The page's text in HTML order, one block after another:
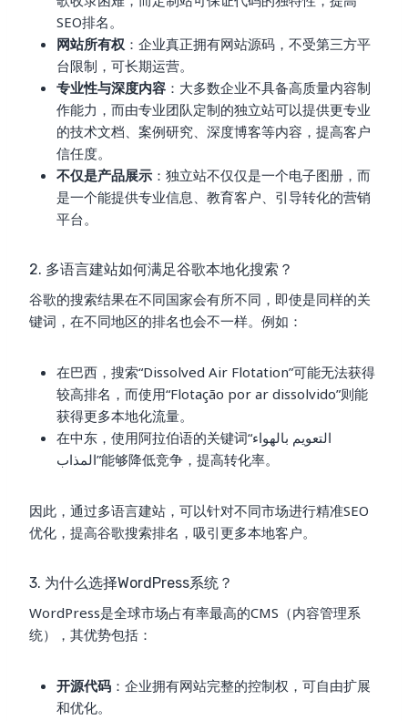
SEO排名。
网站所有权 ：企业真正拥有网站源码，不受第三方平
台限制，可长期运营。
专业性与深度内容 ：大多数企业不具备高质量内容制
作能力，而由专业团队定制的独立站可以提供更专业
的技术文档、案例研究、深度博客等内容，提高客户
信任度。
不仅是产品展示 ：独立站不仅仅是一个电子图册，而
是一个能提供专业信息、教育客户、引导转化的营销
平台。
2. 多语言建站如何满足谷歌本地化搜索？
谷歌的搜索结果在不同国家会有所不同，即使是同样的关
键词，在不同地区的排名也会不一样。例如：
在巴西，搜索“Dissolved Air Flotation”可能无法获得
较高排名，而使用“Flotação por ar dissolvido”则能
获得更多本地化流量。
在中东，使用阿拉伯语的关键词“التعويم بالهواء
المذاب”能够降低竞争，提高转化率。
因此，通过多语言建站，可以针对不同市场进行精准SEO
优化，提高谷歌搜索排名，吸引更多本地客户。
3. 为什么选择WordPress系统？
WordPress是全球市场占有率最高的CMS（内容管理系
统），其优势包括：
开源代码 ：企业拥有网站完整的控制权，可自由扩展
和优化。